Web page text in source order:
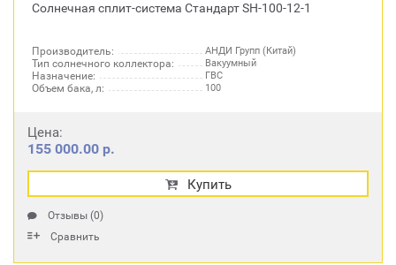
Солнечная сплит-система Стандарт SH-100-12-1
Производитель: АНДИ Групп (Китай)
Тип солнечного коллектора: Вакуумный
Назначение: ГВС
Объем бака, л: 100
Цена:
155 000.00 р.
Купить
Отзывы (0)
Сравнить